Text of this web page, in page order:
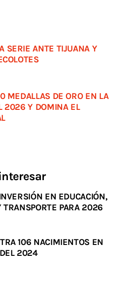
SERIE ANTE TIJUANA Y
MEDALLAS DE ORO EN LA
2026 Y DOMINA EL
EN EDUCACIÓN,
TRANSPORTE PARA 2026
106 NACIMIENTOS EN
2024